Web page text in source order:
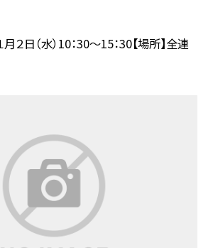
月２日（水）10：30〜15：30【場所】全連